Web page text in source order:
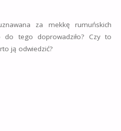
za mekkę rumuńskich
do tego doprowadziło? Czy to
ją odwiedzić?